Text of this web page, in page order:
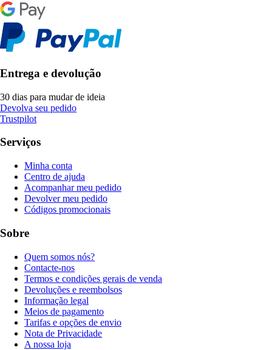
Entrega e devolução
30 dias para mudar de ideia
Devolva seu pedido
Trustpilot
Serviços
Minha conta
Centro de ajuda
Acompanhar meu pedido
Devolver meu pedido
Códigos promocionais
Sobre
Quem somos nós?
Contacte-nos
Termos e condições gerais de venda
Devoluções e reembolsos
Informação legal
Meios de pagamento
Tarifas e opções de envio
Nota de Privacidade
A nossa loja